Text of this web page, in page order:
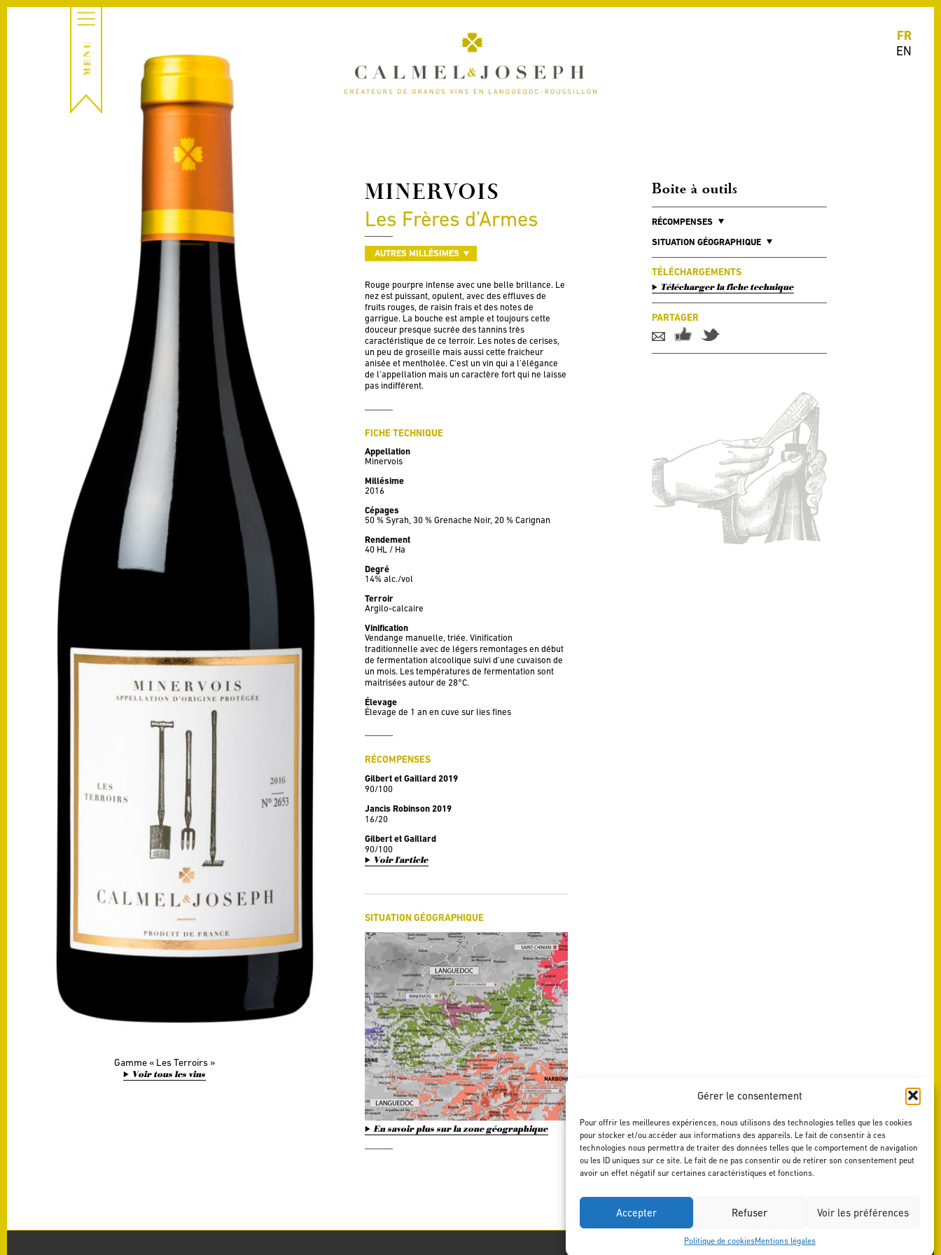
Gérer le consentement
Pour offrir les meilleures expériences, nous utilisons des technologies telles que les cookies
pour stocker et/ou accéder aux informations des appareils. Le fait de consentir à ces
technologies nous permettra de traiter des données telles que le comportement de navigation
ou les ID uniques sur ce site. Le fait de ne pas consentir ou de retirer son consentement peut
avoir un effet négatif sur certaines caractéristiques et fonctions.
Accepter Refuser Voir les préférences
Politique de cookiesMentions légales
FR
EN
Gamme
Les Terroirs
Voir tous les vins
MINERVOIS
Les Frères d’Armes
AUTRES MILLÉSIMES
Rouge pourpre intense avec une belle brillance. Le
nez est puissant, opulent, avec des effluves de
fruits rouges, de raisin frais et des notes de
garrigue. La bouche est ample et toujours cette
douceur presque sucrée des tannins très
caractéristique de ce terroir. Les notes de cerises,
un peu de groseille mais aussi cette fraicheur
anisée et mentholée. C'est un vin qui a l'élégance
de l'appellation mais un caractère fort qui ne laisse
pas indifférent.
FICHE TECHNIQUE
Appellation
Minervois
Millésime
2016
Cépages
50 % Syrah, 30 % Grenache Noir, 20 % Carignan
Rendement
40 HL / Ha
Degré
14% alc./vol
Terroir
Argilo-calcaire
Vinification
Vendange manuelle, triée. Vinification
traditionnelle avec de légers remontages en début
de fermentation alcoolique suivi d’une cuvaison de
un mois. Les températures de fermentation sont
maitrisées autour de 28°C.
Élevage
Élevage de 1 an en cuve sur lies fines
RÉCOMPENSES
Gilbert et Gaillard 2019
90/100
Jancis Robinson 2019
16/20
Gilbert et Gaillard
90/100
Voir l'article
SITUATION GÉOGRAPHIQUE
En savoir plus sur la zone géographique
Boite à outils
RÉCOMPENSES
SITUATION GÉOGRAPHIQUE
TÉLÉCHARGEMENTS
Télécharger la fiche technique
PARTAGER
MENTIONS LÉGALES